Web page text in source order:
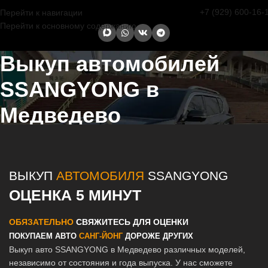
Перейти к навигации
Перейти к основному содержанию
+7 (929) 600-16-
Выкуп автомобилей
SSANGYONG в
Медведево
ВЫКУП АВТОМОБИЛЯ SSANGYONG
ОЦЕНКА 5 МИНУТ
ОБЯЗАТЕЛЬНО СВЯЖИТЕСЬ ДЛЯ ОЦЕНКИ
ПОКУПАЕМ АВТО САНГ-ЙОНГ ДОРОЖЕ ДРУГИХ
Выкуп авто SSANGYONG в Медведево различных моделей,
независимо от состояния и года выпуска. У нас сможете